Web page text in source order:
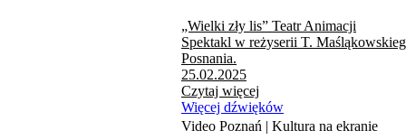
„Wielki zły lis” Teatr Animacji
Spektakl w reżyserii T.
Posnania.
25.02.2025
Czytaj więcej
Więcej dźwięków
Video Poznań | Kultura na ekranie